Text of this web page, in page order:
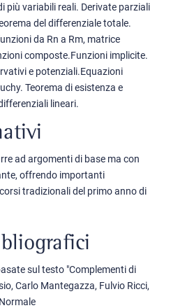
più variabili reali. Derivate parziali
del differenziale totale.
da Rn a Rm, matrice
composte.Funzioni implicite.
e potenziali.Equazioni
Teorema di esistenza e
lineari.
ad argomenti di base ma con
offrendo importanti
tradizionali del primo anno di
sul testo "Complementi di
Carlo Mantegazza, Fulvio Ricci,